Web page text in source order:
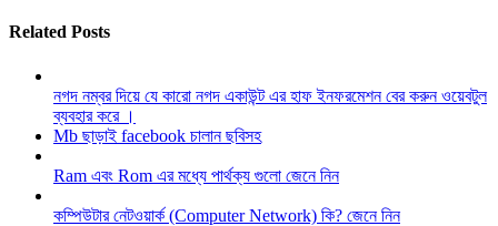
Related Posts
নগদ নম্বর দিয়ে যে কারো নগদ একাউন্ট এর হাফ ইনফরমেশন বের করুন ওয়েবটুল
ব্যবহার করে ।
Mb ছাড়াই facebook চালান ছবিসহ
Ram এবং Rom এর মধ্যে পার্থক্য গুলো জেনে নিন
কম্পিউটার নেটওয়ার্ক (Computer Network) কি? জেনে নিন